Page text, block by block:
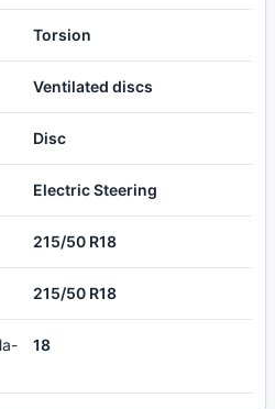
Torsion
Ventilated discs
Disc
Electric Steering
215/50 R18
215/50 R18
18